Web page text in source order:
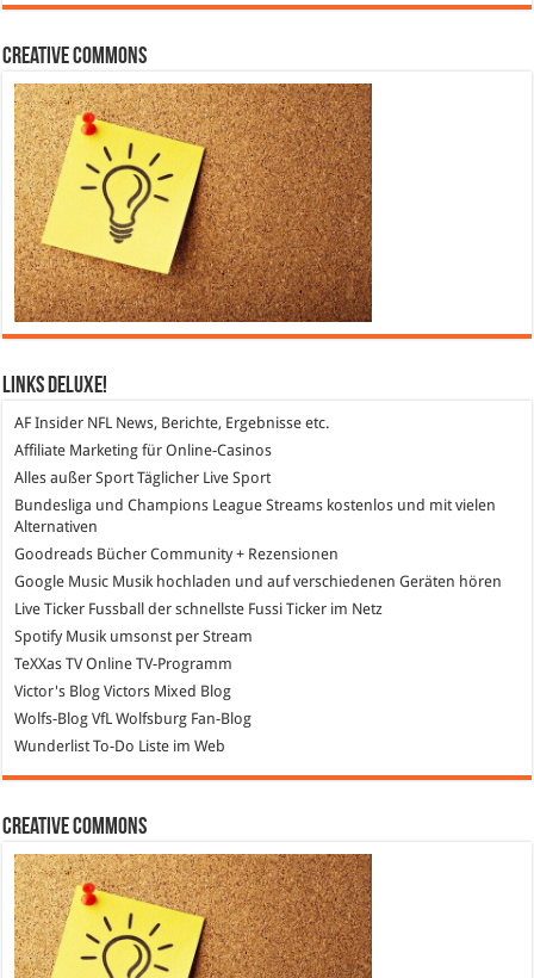
Creative Commons
Links DeLuXe!
AF Insider NFL News, Berichte, Ergebnisse etc.
Affiliate Marketing für Online-Casinos
Alles außer Sport Täglicher Live Sport
Bundesliga und Champions League Streams kostenlos und mit vielen
Alternativen
Goodreads Bücher Community + Rezensionen
Google Music Musik hochladen und auf verschiedenen Geräten hören
Live Ticker Fussball der schnellste Fussi Ticker im Netz
SpotifyMusik umsonst per Stream
TeXXas TVOnline TV-Programm
Victor's Blog Victors Mixed Blog
Wolfs-Blog VfL Wolfsburg Fan-Blog
Wunderlist To-Do Liste im Web
Creative Commons